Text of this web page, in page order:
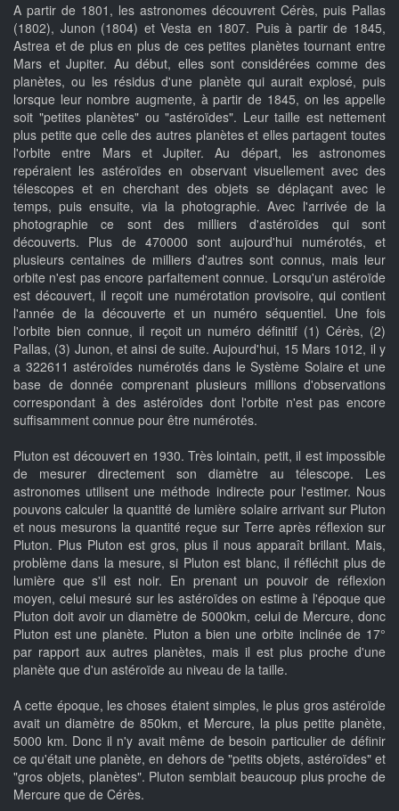
A partir de 1801, les astronomes découvrent Cérès, puis Pallas
(1802), Junon (1804) et Vesta en 1807. Puis à partir de 1845,
Astrea et de plus en plus de ces petites planètes tournant entre
Mars et Jupiter. Au début, elles sont considérées comme des
planètes, ou les résidus d'une planète qui aurait explosé, puis
lorsque leur nombre augmente, à partir de 1845, on les appelle
soit "petites planètes" ou "astéroïdes". Leur taille est nettement
plus petite que celle des autres planètes et elles partagent toutes
l'orbite entre Mars et Jupiter. Au départ, les astronomes
repéraient les astéroïdes en observant visuellement avec des
télescopes et en cherchant des objets se déplaçant avec le
temps, puis ensuite, via la photographie. Avec l'arrivée de la
photographie ce sont des milliers d'astéroïdes qui sont
découverts. Plus de 470000 sont aujourd'hui numérotés, et
plusieurs centaines de milliers d'autres sont connus, mais leur
orbite n'est pas encore parfaitement connue. Lorsqu'un astéroïde
est découvert, il reçoit une numérotation provisoire, qui contient
l'année de la découverte et un numéro séquentiel. Une fois
l'orbite bien connue, il reçoit un numéro définitif (1) Cérès, (2)
Pallas, (3) Junon, et ainsi de suite. Aujourd'hui, 15 Mars 1012, il y
a 322611 astéroïdes numérotés dans le Système Solaire et une
base de donnée comprenant plusieurs millions d'observations
correspondant à des astéroïdes dont l'orbite n'est pas encore
suffisamment connue pour être numérotés.
Pluton est découvert en 1930. Très lointain, petit, il est impossible
de mesurer directement son diamètre au télescope. Les
astronomes utilisent une méthode indirecte pour l'estimer. Nous
pouvons calculer la quantité de lumière solaire arrivant sur Pluton
et nous mesurons la quantité reçue sur Terre après réflexion sur
Pluton. Plus Pluton est gros, plus il nous apparaît brillant. Mais,
problème dans la mesure, si Pluton est blanc, il réfléchit plus de
lumière que s'il est noir. En prenant un pouvoir de réflexion
moyen, celui mesuré sur les astéroïdes on estime à l'époque que
Pluton doit avoir un diamètre de 5000km, celui de Mercure, donc
Pluton est une planète. Pluton a bien une orbite inclinée de 17°
par rapport aux autres planètes, mais il est plus proche d'une
planète que d'un astéroïde au niveau de la taille.
A cette époque, les choses étaient simples, le plus gros astéroïde
avait un diamètre de 850km, et Mercure, la plus petite planète,
5000 km. Donc il n'y avait même de besoin particulier de définir
ce qu'était une planète, en dehors de "petits objets, astéroïdes" et
"gros objets, planètes". Pluton semblait beaucoup plus proche de
Mercure que de Cérès.